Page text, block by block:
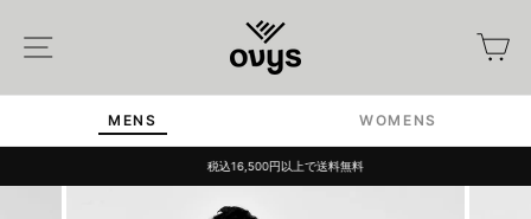
content
MENS WOMENS
Pause
税込16,500円以上で送料無料